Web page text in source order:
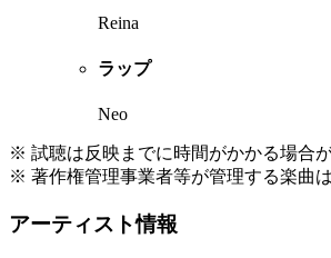
Reina
ラップ
Neo
※ 試聴は反映までに時間がかかる場合が
※ 著作権管理事業者等が管理する楽曲
アーティスト情報